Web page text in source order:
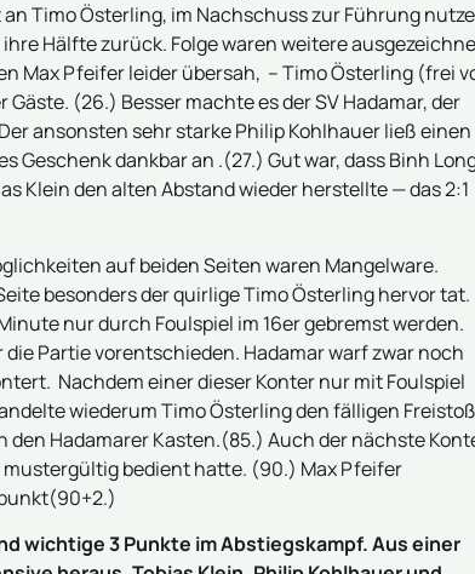
Timo Österling, im Nachschuss zur Führung
Hälfte zurück. Folge waren weitere
Max Pfeifer leider übersah, – Timo Österling (frei
(26.) Besser machte es der SV Hadamar, der
ansonsten sehr starke Philip Kohlhauer ließ einen
dankbar an .(27.) Gut war, dass Binh
Klein den alten Abstand wieder herstellte — das 2:1
auf beiden Seiten waren Mangelware.
besonders der quirlige Timo Österling hervor tat.
nur durch Foulspiel im 16er gebremst werden.
Partie vorentschieden. Hadamar warf zwar noch
Nachdem einer dieser Konter nur mit Foulspiel
wiederum Timo Österling den fälligen Freistoß
Hadamarer Kasten.(85.) Auch der nächste
bedient hatte. (90.) Max Pfeifer
wichtige 3 Punkte im Abstiegskampf. Aus einer